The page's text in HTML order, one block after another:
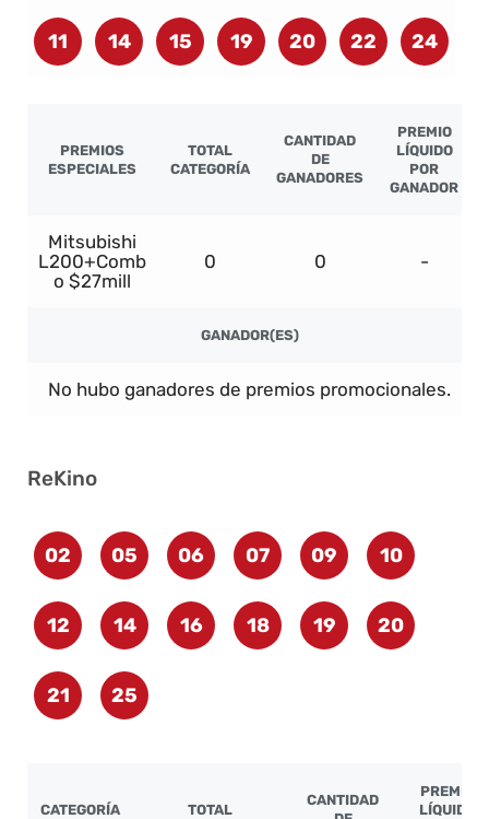
11 14 15 19 20 22 24
PREMIOS
ESPECIALES
TOTAL
CATEGORÍA
CANTIDAD
DE
GANADORES
PREMIO
LÍQUIDO
POR
GANADOR
Mitsubishi
L200+Comb
o $27mill
0 0 -
GANADOR(ES)
No hubo ganadores de premios promocionales.
ReKino
02 05 06 07 09 10
12 14 16 18 19 20
21 25
CATEGORÍA TOTAL
CANTIDAD
PREMIO
LÍQUIDO